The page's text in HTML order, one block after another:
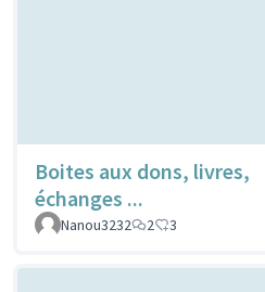
Boites aux dons, livres,
échanges ...
Nanou3232
2 3